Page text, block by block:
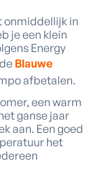
onmiddellijk in
je een klein
Energy
Blauwe
afbetalen.
een warm
ganse jaar
aan. Een goed
het